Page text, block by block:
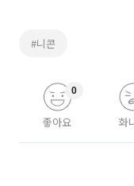
#니콘
좋아요
0
화